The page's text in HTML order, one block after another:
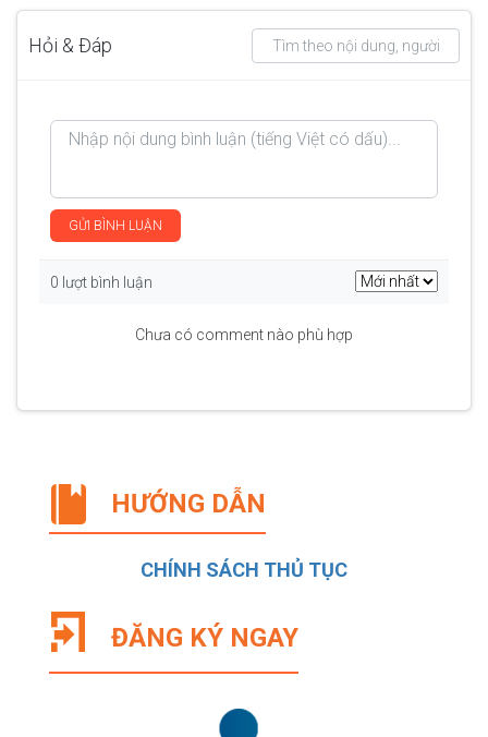
Hỏi & Đáp
GỬI BÌNH LUẬN
0 lượt bình luận
Chưa có comment nào phù hợp
HƯỚNG DẪN
CHÍNH SÁCH THỦ TỤC
ĐĂNG KÝ NGAY